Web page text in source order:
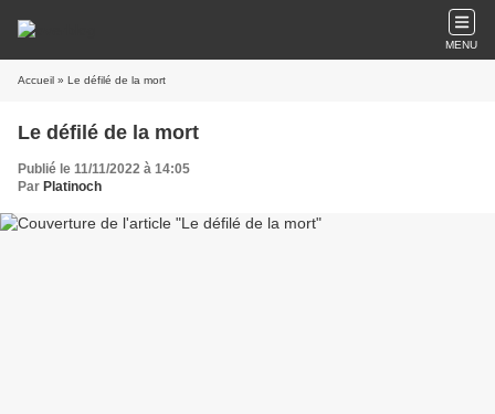
MENU
Accueil » Le défilé de la mort
Le défilé de la mort
Publié le 11/11/2022 à 14:05
Par Platinoch